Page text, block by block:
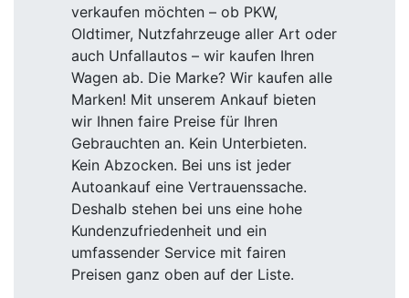
verkaufen möchten – ob PKW,
Oldtimer, Nutzfahrzeuge aller Art oder
auch Unfallautos – wir kaufen Ihren
Wagen ab. Die Marke? Wir kaufen alle
Marken! Mit unserem Ankauf bieten
wir Ihnen faire Preise für Ihren
Gebrauchten an. Kein Unterbieten.
Kein Abzocken. Bei uns ist jeder
Autoankauf eine Vertrauenssache.
Deshalb stehen bei uns eine hohe
Kundenzufriedenheit und ein
umfassender Service mit fairen
Preisen ganz oben auf der Liste.